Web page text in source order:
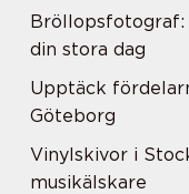
din stora dag
Upptäck
Göteborg
Vinylskivor i
musikälskare